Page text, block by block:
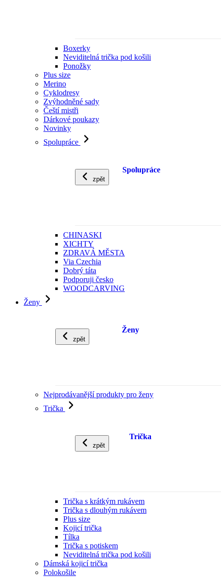
Boxerky
Neviditelná trička pod košili
Ponožky
Plus size
Merino
Cyklodresy
Zvýhodněné sady
Čeští mistři
Dárkové poukazy
Novinky
Spolupráce
zpět
Spolupráce
CHINASKI
XICHTY
ZDRAVÁ MĚSTA
Via Czechia
Dobrý táta
Podporuji česko
WOODCARVING
Ženy
zpět
Ženy
Nejprodávanější produkty pro ženy
Trička
zpět
Trička
Trička s krátkým rukávem
Trička s dlouhým rukávem
Plus size
Kojicí trička
Tílka
Trička s potiskem
Neviditelná trička pod košili
Dámská kojicí trička
Polokošile